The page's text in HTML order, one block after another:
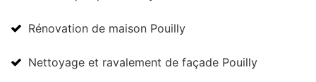
Rénovation de maison Pouilly
Nettoyage et ravalement de façade Pouilly